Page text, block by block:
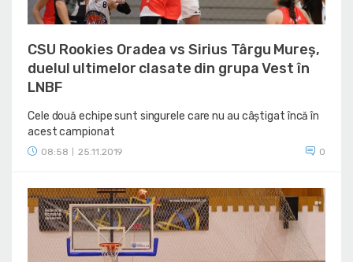
CSU Rookies Oradea vs Sirius Târgu Mureș,
duelul ultimelor clasate din grupa Vest în
LNBF
Cele două echipe sunt singurele care nu au câștigat încă în
acest campionat
08:58 25.11.2019 0